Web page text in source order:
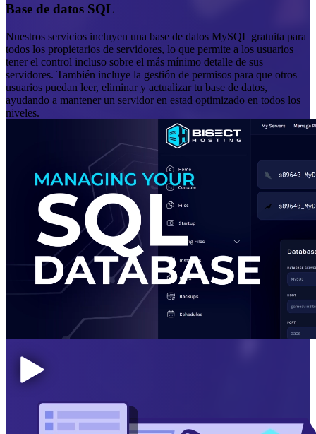
Base de datos SQL
Nuestros servicios incluyen una base de datos MySQL gratuita para
todos los propietarios de servidores, lo que permite a los usuarios
tener el control incluso sobre el más mínimo detalle de sus
servidores. También incluye la gestión de permisos para que otros
usuarios puedan leer, eliminar y actualizar tu base de datos,
ayudando a mantener un servidor en estad optimizado en todos los
niveles.